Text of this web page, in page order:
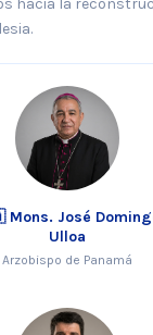
hacia la
José
Ulloa
Arzobispo de Panamá